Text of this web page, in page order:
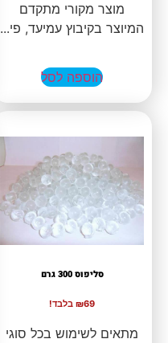
מוצר מקורי מתקדם
המיוצר בקיבוץ עמיעד, פי...
הוספה לסל
סליפוס 300 גרם
₪69 בלבד!
מתאים לשימוש בכל סוגי